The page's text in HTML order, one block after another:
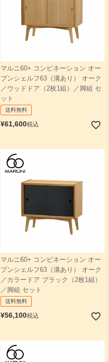
マルニ60+ コンビネーション オー
プンシェルフ63（溝あり） オーク
／ウッドドア（2枚1組）／脚組 セ
ット
送料無料
¥61,600税込
マルニ60+ コンビネーション オー
プンシェルフ63（溝あり） オーク
／カラードア ブラック（2枚1組）
／脚組 セット
送料無料
¥56,100税込